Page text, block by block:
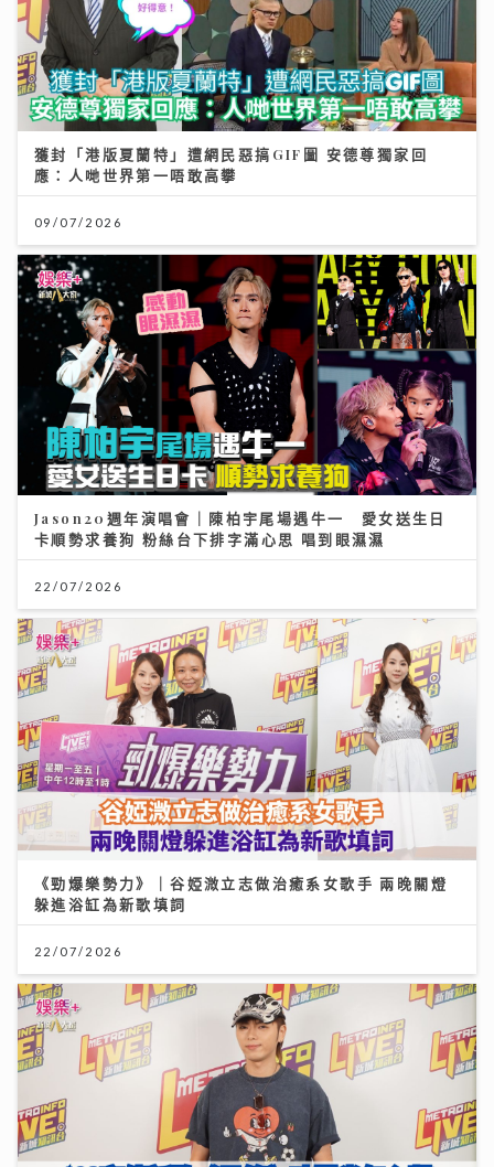
獲封「港版夏蘭特」遭網民惡搞GIF圖 安德尊獨家回
應：人哋世界第一唔敢高攀
09/07/2026
Jason20週年演唱會｜陳柏宇尾場遇牛一 愛女送生日
卡順勢求養狗 粉絲台下排字滿心思 唱到眼濕濕
22/07/2026
《勁爆樂勢力》｜谷婭溦立志做治癒系女歌手 兩晚關燈
躲進浴缸為新歌填詞
22/07/2026